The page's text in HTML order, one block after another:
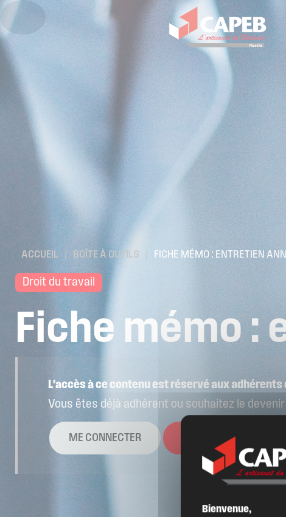
La CAPEB
Nos services
ACCUEIL / BOÎTE À OUTILS / FICHE MÉMO : ENTRETIEN
Droit du travail
Fiche mémo :
L'accès à ce contenu est réservé aux adhérents
Vous êtes déjà adhérent ou souhaitez le devenir
ME CONNECTER DEVENIR ADHÉRENT
Bienvenue,